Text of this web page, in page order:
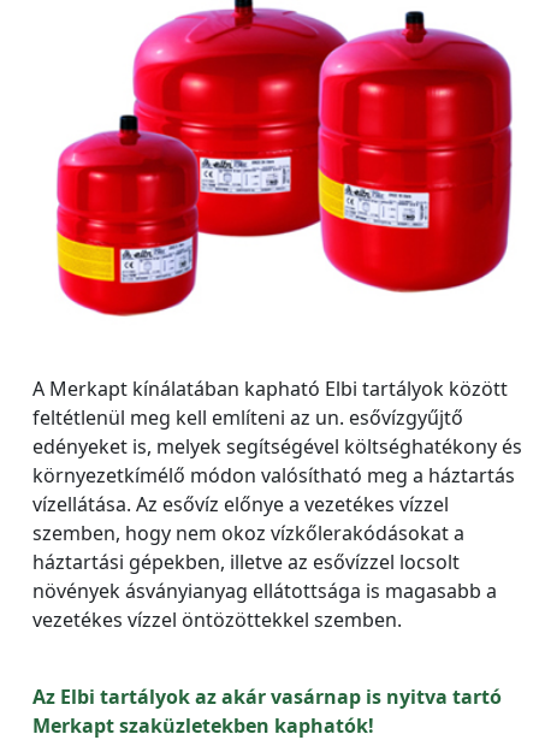
A Merkapt kínálatában kapható Elbi tartályok között
feltétlenül meg kell említeni az un. esővízgyűjtő
edényeket is, melyek segítségével költséghatékony és
környezetkímélő módon valósítható meg a háztartás
vízellátása. Az esővíz előnye a vezetékes vízzel
szemben, hogy nem okoz vízkőlerakódásokat a
háztartási gépekben, illetve az esővízzel locsolt
növények ásványianyag ellátottsága is magasabb a
vezetékes vízzel öntözöttekkel szemben.
Az Elbi tartályok az akár vasárnap is nyitva tartó
Merkapt szaküzletekben kaphatók!